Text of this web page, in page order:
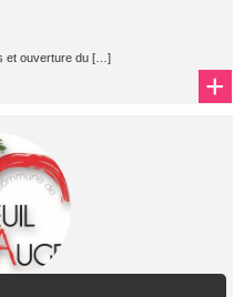
et ouverture du […]
+